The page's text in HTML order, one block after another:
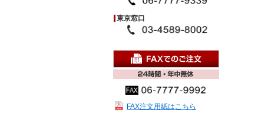
東京窓口
FAX注文用紙はこちら